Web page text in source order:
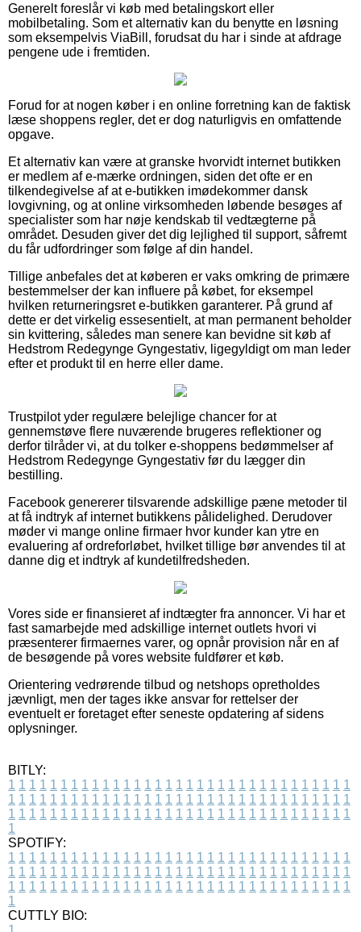
Generelt foreslår vi køb med betalingskort eller
mobilbetaling. Som et alternativ kan du benytte en løsning
som eksempelvis ViaBill, forudsat du har i sinde at afdrage
pengene ude i fremtiden.
Forud for at nogen køber i en online forretning kan de faktisk
læse shoppens regler, det er dog naturligvis en omfattende
opgave.
Et alternativ kan være at granske hvorvidt internet butikken
er medlem af e-mærke ordningen, siden det ofte er en
tilkendegivelse af at e-butikken imødekommer dansk
lovgivning, og at online virksomheden løbende besøges af
specialister som har nøje kendskab til vedtægterne på
området. Desuden giver det dig lejlighed til support, såfremt
du får udfordringer som følge af din handel.
Tillige anbefales det at køberen er vaks omkring de primære
bestemmelser der kan influere på købet, for eksempel
hvilken returneringsret e-butikken garanterer. På grund af
dette er det virkelig essesentielt, at man permanent beholder
sin kvittering, således man senere kan bevidne sit køb af
Hedstrom Redegynge Gyngestativ, ligegyldigt om man leder
efter et produkt til en herre eller dame.
Trustpilot yder regulære belejlige chancer for at
gennemstøve flere nuværende brugeres reflektioner og
derfor tilråder vi, at du tolker e-shoppens bedømmelser af
Hedstrom Redegynge Gyngestativ før du lægger din
bestilling.
Facebook genererer tilsvarende adskillige pæne metoder til
at få indtryk af internet butikkens pålidelighed. Derudover
møder vi mange online firmaer hvor kunder kan ytre en
evaluering af ordreforløbet, hvilket tillige bør anvendes til at
danne dig et indtryk af kundetilfredsheden.
Vores side er finansieret af indtægter fra annoncer. Vi har et
fast samarbejde med adskillige internet outlets hvori vi
præsenterer firmaernes varer, og opnår provision når en af
de besøgende på vores website fuldfører et køb.
Orientering vedrørende tilbud og netshops opretholdes
jævnligt, men der tages ikke ansvar for rettelser der
eventuelt er foretaget efter seneste opdatering af sidens
oplysninger.
BITLY:
1 1 1 1 1 1 1 1 1 1 1 1 1 1 1 1 1 1 1 1 1 1 1 1 1 1 1 1 1 1 1 1 1
1 1 1 1 1 1 1 1 1 1 1 1 1 1 1 1 1 1 1 1 1 1 1 1 1 1 1 1 1 1 1 1 1
1 1 1 1 1 1 1 1 1 1 1 1 1 1 1 1 1 1 1 1 1 1 1 1 1 1 1 1 1 1 1 1 1
1
SPOTIFY:
1 1 1 1 1 1 1 1 1 1 1 1 1 1 1 1 1 1 1 1 1 1 1 1 1 1 1 1 1 1 1 1 1
1 1 1 1 1 1 1 1 1 1 1 1 1 1 1 1 1 1 1 1 1 1 1 1 1 1 1 1 1 1 1 1 1
1 1 1 1 1 1 1 1 1 1 1 1 1 1 1 1 1 1 1 1 1 1 1 1 1 1 1 1 1 1 1 1 1
1
CUTTLY BIO: